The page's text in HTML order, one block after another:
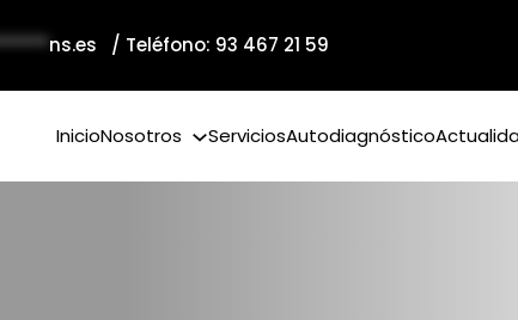
ns.es / Teléfono: 93 467 21 59
InicioNosotros ServiciosAutodiagnóstico